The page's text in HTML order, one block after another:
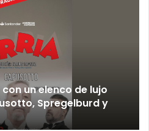
con un elenco de lujo
Spregelburd y